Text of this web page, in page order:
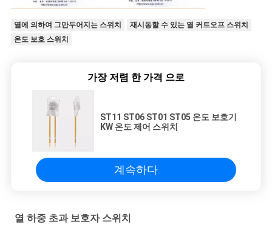
열에 의하여 그만두어지는 스위치
재시동할 수 있는 열 커트오프 스위치
온도 보호 스위치
가장 저렴 한 가격 으로
ST11 ST06 ST01 ST05 온도 보호기
KW 온도 제어 스위치
계속하다
열 하중 초과 보호자 스위치